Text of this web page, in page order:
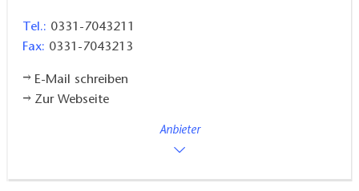
Tel.: 0331-7043211
Fax: 0331-7043213
E-Mail schreiben
Zur Webseite
Anbieter